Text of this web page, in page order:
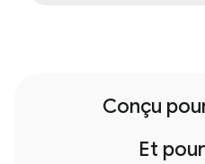
Conçu
Et